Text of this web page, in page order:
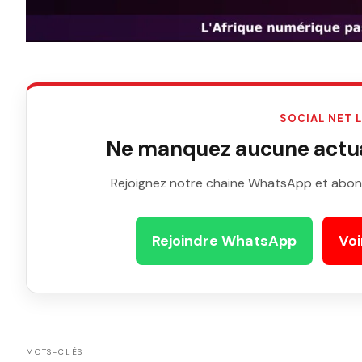
SOCIAL NET
Ne manquez aucune
Rejoignez notre chaine WhatsApp et
Rejoindre WhatsApp
MOTS-CLÉS